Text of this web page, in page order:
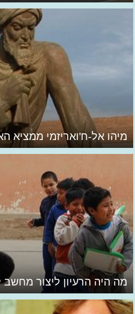
מיהו אל-ח'ואריזמי ממציא
מה היה הרעיון ליצור מחשב